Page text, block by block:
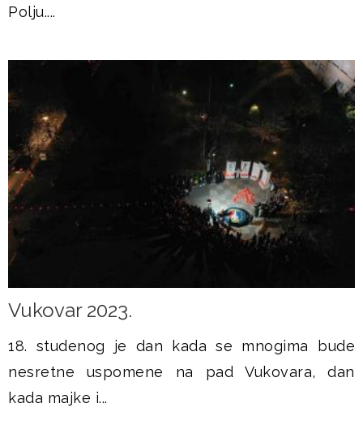
Polju....
Vukovar 2023.
18. studenog je dan kada se mnogima bude
nesretne uspomene na pad Vukovara, dan
kada majke i...